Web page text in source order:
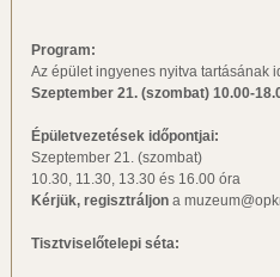
Program:
Az épület ingyenes nyitva tartásának
Szeptember 21. (szombat) 10.00-
Épületvezetések időpontjai:
Szeptember 21. (szombat)
10.30, 11.30, 13.30 és 16.00 óra
Kérjük, regisztráljon a
Tisztviselőtelepi séta: